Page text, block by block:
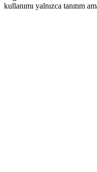
kullanımı yalnızca tanıtım